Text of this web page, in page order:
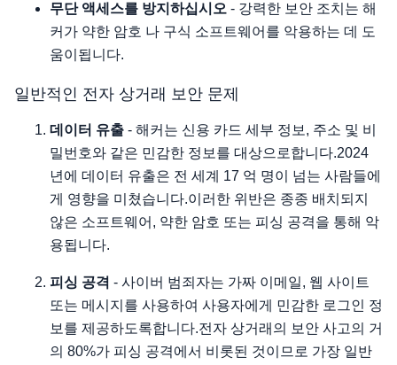
무단 액세스를 방지하십시오 - 강력한 보안 조치는 해
커가 약한 암호 나 구식 소프트웨어를 악용하는 데 도
움이됩니다.
일반적인 전자 상거래 보안 문제
데이터 유출 - 해커는 신용 카드 세부 정보, 주소 및 비
밀번호와 같은 민감한 정보를 대상으로합니다.2024
년에 데이터 유출은 전 세계 17 억 명이 넘는 사람들에
게 영향을 미쳤습니다.이러한 위반은 종종 배치되지
않은 소프트웨어, 약한 암호 또는 피싱 공격을 통해 악
용됩니다.
피싱 공격 - 사이버 범죄자는 가짜 이메일, 웹 사이트
또는 메시지를 사용하여 사용자에게 민감한 로그인 정
보를 제공하도록합니다.전자 상거래의 보안 사고의 거
의 80%가 피싱 공격에서 비롯된 것이므로 가장 일반